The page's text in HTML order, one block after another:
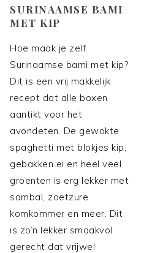
SURINAAMSE BAMI
MET KIP
Hoe maak je zelf
Surinaamse bami met kip?
Dit is een vrij makkelijk
recept dat alle boxen
aantikt voor het
avondeten. De gewokte
spaghetti met blokjes kip,
gebakken ei en heel veel
groenten is erg lekker met
sambal, zoetzure
komkommer en meer. Dit
is zo’n lekker smaakvol
gerecht dat vrijwel